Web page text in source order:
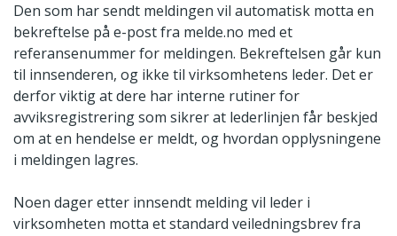
Den som har sendt meldingen vil automatisk motta en
bekreftelse på e-post fra melde.no med et
referansenummer for meldingen. Bekreftelsen går kun
til innsenderen, og ikke til virksomhetens leder. Det er
derfor viktig at dere har interne rutiner for
avviksregistrering som sikrer at lederlinjen får beskjed
om at en hendelse er meldt, og hvordan opplysningene
i meldingen lagres.
Noen dager etter innsendt melding vil leder i
virksomheten motta et standard veiledningsbrev fra